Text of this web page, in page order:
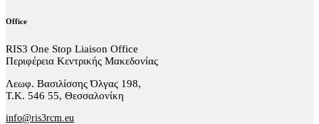
Office
RIS3 One Stop Liaison Office
Περιφέρεια Κεντρικής Μακεδονίας
Λεωφ. Βασιλίσσης Όλγας 198,
Τ.Κ. 546 55, Θεσσαλονίκη
info@ris3rcm.eu